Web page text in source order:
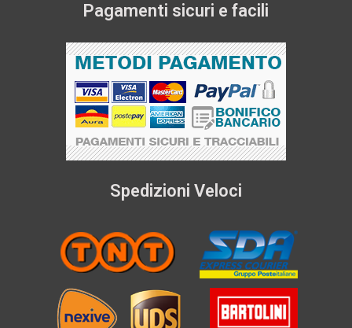
Pagamenti sicuri e facili
Spedizioni Veloci